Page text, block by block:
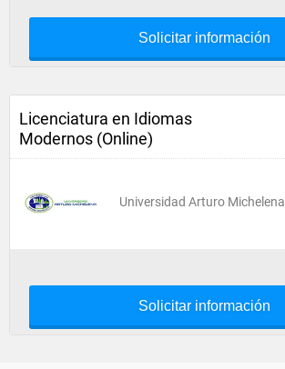
Solicitar información
Licenciatura en Idiomas
Modernos (Online)
Universidad Arturo Michelena
Solicitar información